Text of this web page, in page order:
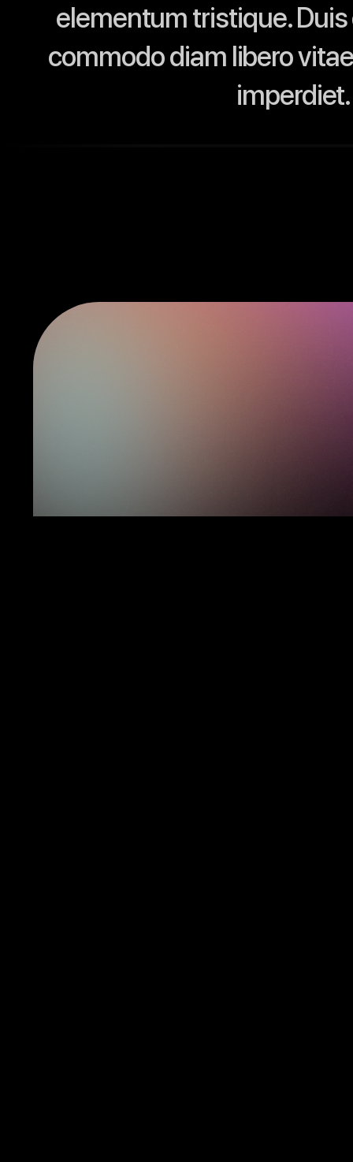
elementum tristique.
commodo diam libero